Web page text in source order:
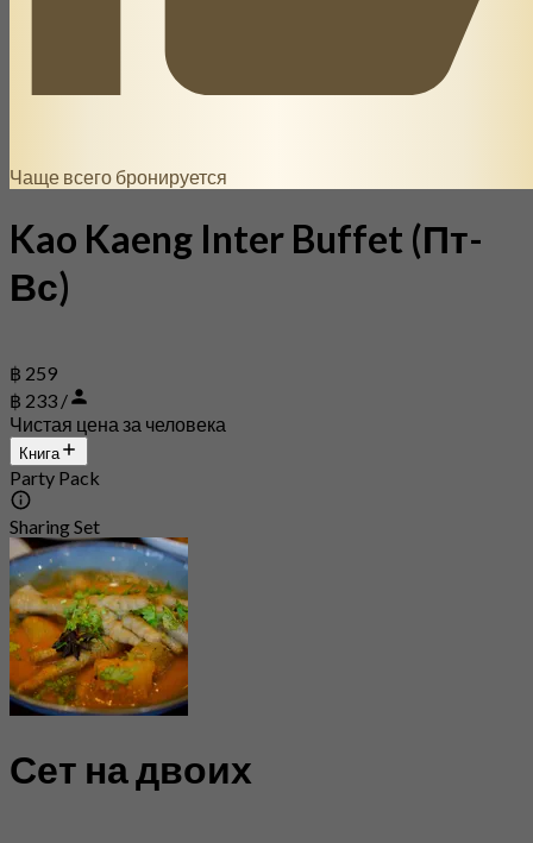
Чаще всего бронируется
Kao Kaeng Inter Buffet (Пт-
Вс)
฿ 259
฿ 233 /
Чистая цена за человека
Книга
Party Pack
Sharing Set
Сет на двоих